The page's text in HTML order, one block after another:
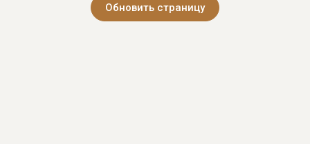
Обновить страницу